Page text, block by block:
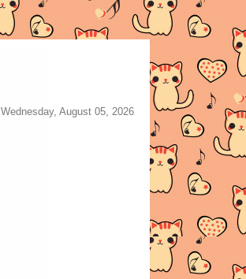
Wednesday, August 05, 2026